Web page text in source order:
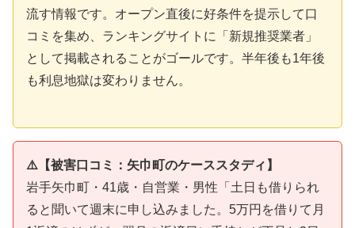
流す情報です。オープン直後に好条件を提示して口
コミを集め、ランキングサイトに「新規推奨業者」
として掲載されることがゴールです。半年後も1年後
も利息地獄は変わりません。
⚠️【被害口コミ：矢巾町のケーススタディ】
岩手矢巾町・41歳・自営業・男性「土日も借りられ
ると聞いて週末に申し込みました。5万円を借りて月